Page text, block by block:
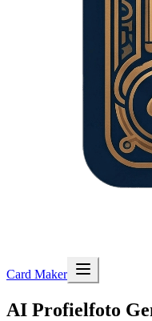
Card Maker
AI Profielfoto